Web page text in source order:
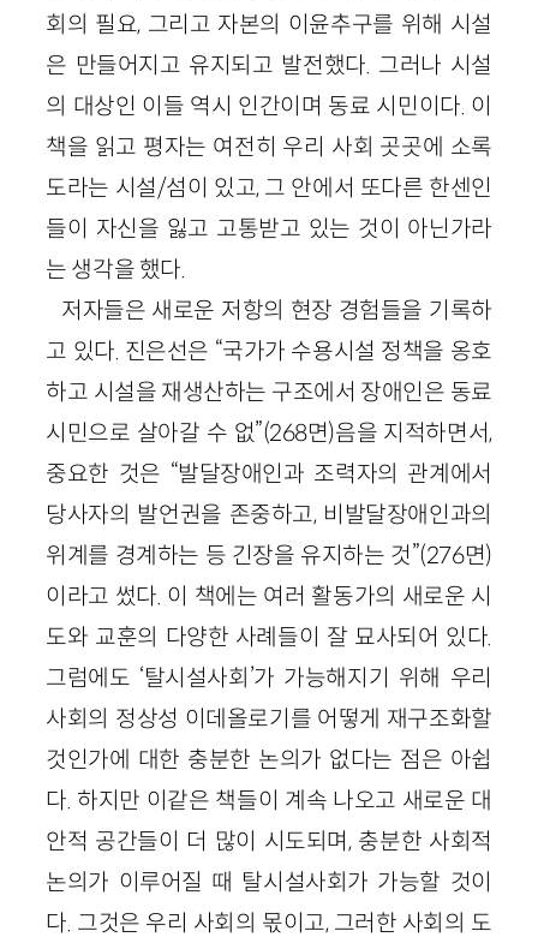
회의 필요, 그리고 자본의 이윤추구를 위해 시설
은 만들어지고 유지되고 발전했다. 그러나 시설
의 대상인 이들 역시 인간이며 동료 시민이다. 이
책을 읽고 평자는 여전히 우리 사회 곳곳에 소록
도라는 시설/섬이 있고, 그 안에서 또다른 한센인
들이 자신을 잃고 고통받고 있는 것이 아닌가라
는 생각을 했다.
저자들은 새로운 저항의 현장 경험들을 기록하
고 있다. 진은선은 “국가가 수용시설 정책을 옹호
하고 시설을 재생산하는 구조에서 장애인은 동료
시민으로 살아갈 수 없”(268면)음을 지적하면서,
중요한 것은 “발달장애인과 조력자의 관계에서
당사자의 발언권을 존중하고, 비발달장애인과의
위계를 경계하는 등 긴장을 유지하는 것”(276면)
이라고 썼다. 이 책에는 여러 활동가의 새로운 시
도와 교훈의 다양한 사례들이 잘 묘사되어 있다.
그럼에도 ‘탈시설사회’가 가능해지기 위해 우리
사회의 정상성 이데올로기를 어떻게 재구조화할
것인가에 대한 충분한 논의가 없다는 점은 아쉽
다. 하지만 이같은 책들이 계속 나오고 새로운 대
안적 공간들이 더 많이 시도되며, 충분한 사회적
논의가 이루어질 때 탈시설사회가 가능할 것이
다. 그것은 우리 사회의 몫이고, 그러한 사회의 도